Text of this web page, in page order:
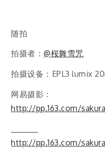
随拍
拍摄者：@桜舞雪咒
拍摄设备：EPL3 lumix
网易摄影：
http://pp.163.com/
http://pp.163.com/